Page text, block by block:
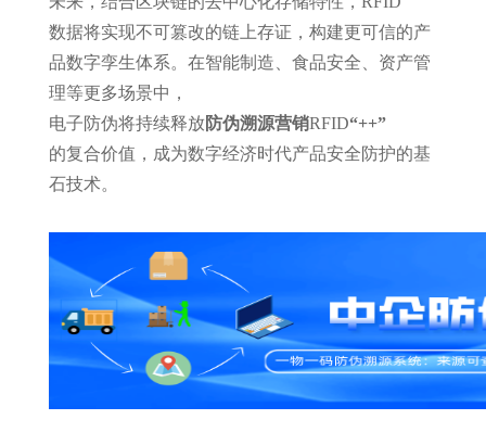
数据将实现不可篡改的链上存证，构建更可信的产
品数字孪生体系。在智能制造、食品安全、资产管
理等更多场景中，
RFID
电子防伪将持续释放 “
防伪 +
溯源 +
营销
”
的复合价值，成为数字经济时代产品安全防护的基
石技术。